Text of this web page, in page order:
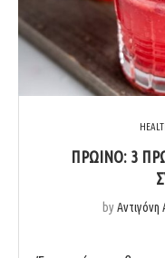
ΠΡΩΙΝΌ: 3
by